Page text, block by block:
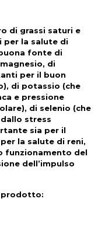
di grassi saturi e
per la salute di
fonte di
di
per il buon
di potassio (che
e pressione
di selenio (che
stress
sia per il
la salute di reni,
funzionamento del
dell’impulso
prodotto: